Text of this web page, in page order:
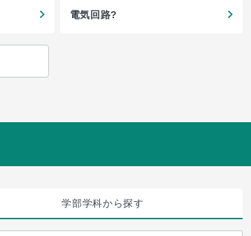
電気回路?
学部学科から探す